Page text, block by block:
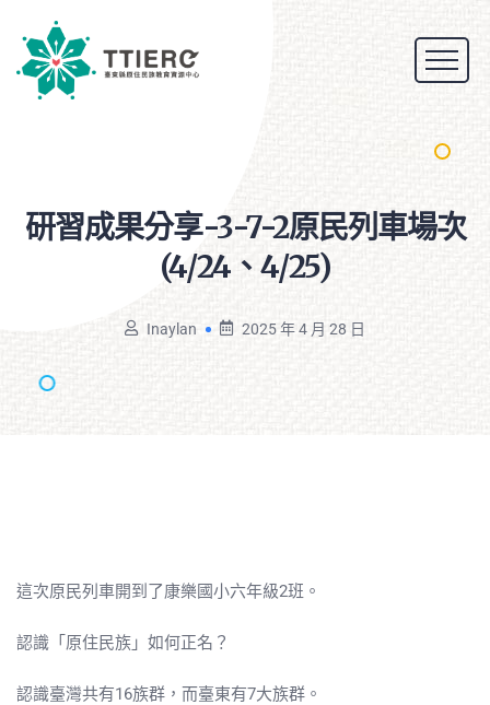
研習成果分享-3-7-2原民列車場次
(4/24、4/25)
Inaylan 2025 年 4 月 28 日
這次原民列車開到了康樂國小六年級2班。
認識「原住民族」如何正名？
認識臺灣共有16族群，而臺東有7大族群。